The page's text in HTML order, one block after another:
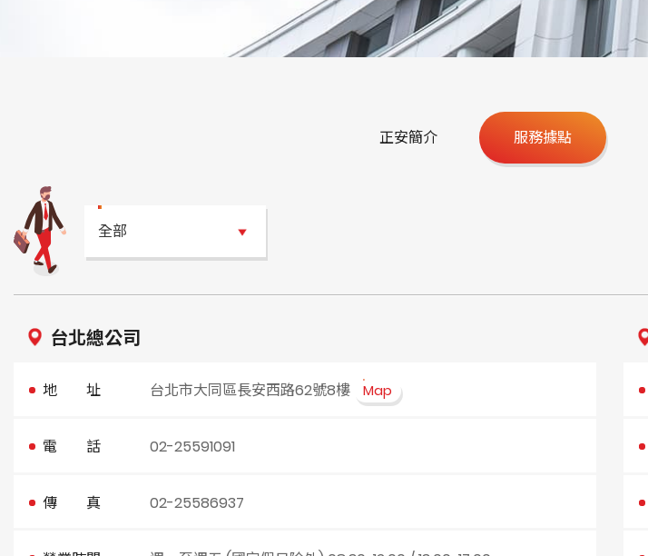
正安簡介 服務據點
全部
台北總公司
地 址 台北市大同區長安西路62號8樓 Map
電 話 02-25591091
傳 真 02-25586937